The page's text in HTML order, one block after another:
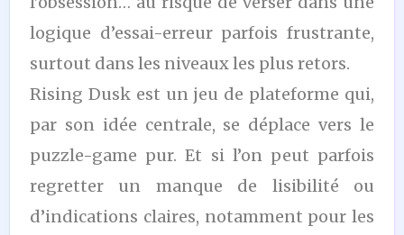
logique d’essai-erreur parfois frustrante,
surtout dans les niveaux les plus retors.
Rising Dusk est un jeu de plateforme qui,
par son idée centrale, se déplace vers le
puzzle-game pur. Et si l’on peut parfois
regretter un manque de lisibilité ou
d’indications claires, notamment pour les